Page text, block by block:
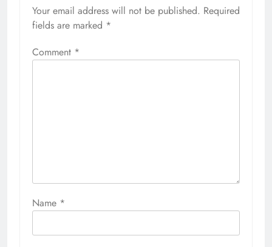
Your email address will not be published. Required
fields are marked *
Comment *
Name *